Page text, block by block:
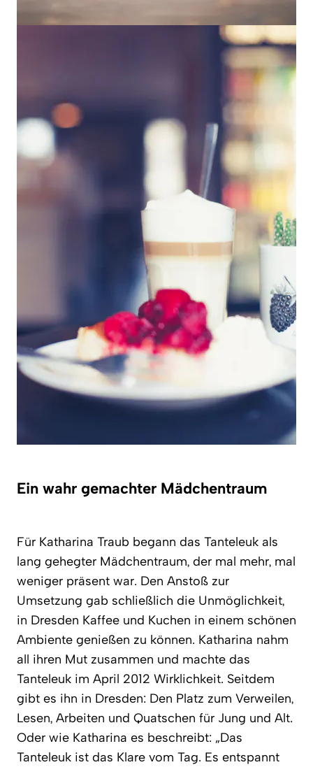
Ein wahr gemachter Mädchentraum
Für Katharina Traub begann das Tanteleuk als
lang gehegter Mädchentraum, der mal mehr, mal
weniger präsent war. Den Anstoß zur
Umsetzung gab schließlich die Unmöglichkeit,
in Dresden Kaffee und Kuchen in einem schönen
Ambiente genießen zu können. Katharina nahm
all ihren Mut zusammen und machte das
Tanteleuk im April 2012 Wirklichkeit. Seitdem
gibt es ihn in Dresden: Den Platz zum Verweilen,
Lesen, Arbeiten und Quatschen für Jung und Alt.
Oder wie Katharina es beschreibt: „Das
Tanteleuk ist das Klare vom Tag. Es entspannt